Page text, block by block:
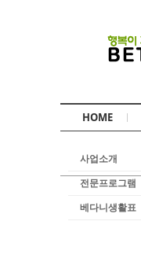
HOME
사업소개
전문프로그램
베다니생활표